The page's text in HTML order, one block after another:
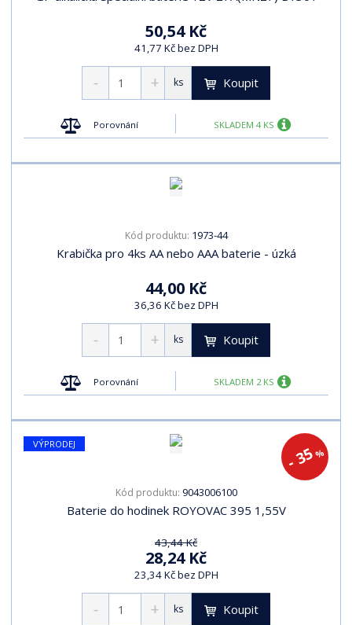
50,54 Kč
41,77 Kč bez DPH
ks Koupit
Porovnání SKLADEM 4 KS
Kód produktu: 1973-44
Krabička pro 4ks AA nebo AAA baterie - úzká
44,00 Kč
36,36 Kč bez DPH
ks Koupit
Porovnání SKLADEM 2 KS
- 35%
VÝPRODEJ
Kód produktu: 9043006100
Baterie do hodinek ROYOVAC 395 1,55V
43,44 Kč
28,24 Kč
23,34 Kč bez DPH
ks Koupit